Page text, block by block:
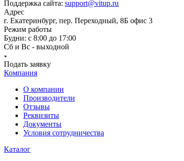
Поддержка сайта: support@vitup.ru
Адрес
г. Екатеринбург, пер. Переходный, 8Б офис 3
Режим работы
Будни: с 8:00 до 17:00
Сб и Вс - выходной
Подать заявку
Компания
О компании
Производители
Отзывы
Реквизиты
Документы
Условия сотрудничества
Каталог